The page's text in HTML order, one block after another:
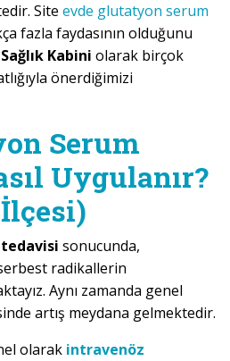
Site evde glutatyon serum
fazla faydasının olduğunu
Kabini olarak birçok
önerdiğimizi
Serum
Uygulanır?
sonucunda,
radikallerin
Aynı zamanda genel
artış meydana gelmektedir.
olarak intravenöz